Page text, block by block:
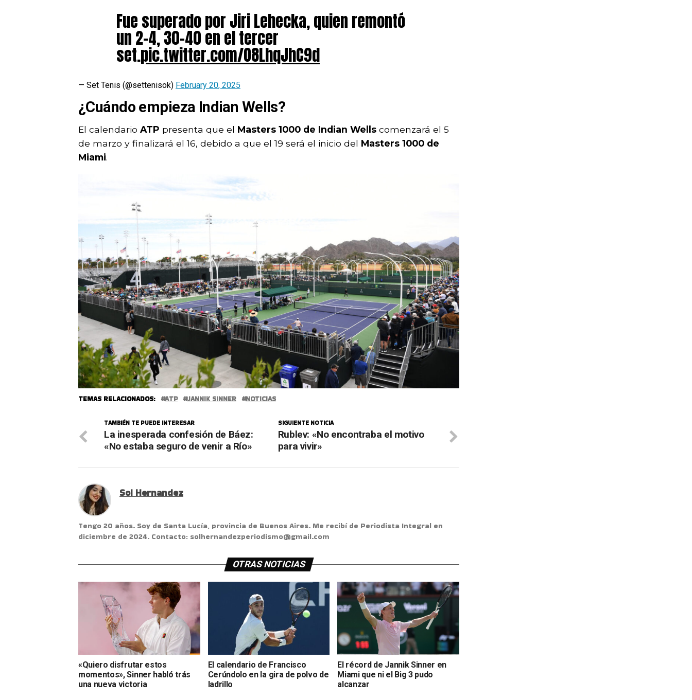
Fue superado por Jiri Lehecka, quien remontó
un 2-4, 30-40 en el tercer
set.pic.twitter.com/O8LhqJhC9d
— Set Tenis (@settenisok) February 20, 2025
¿Cuándo empieza Indian Wells?
El calendario ATP presenta que el Masters 1000 de Indian Wells comenzará el 5
de marzo y finalizará el 16, debido a que el 19 será el inicio del Masters 1000 de
Miami.
TEMAS RELACIONADOS: ATP JANNIK SINNER NOTICIAS
SIGUIENTE NOTICIA
Rublev: «No encontraba el motivo
para vivir»
TAMBIÉN TE PUEDE INTERESAR
La inesperada confesión de Báez:
«No estaba seguro de venir a Río»
Sol Hernandez
Tengo 20 años. Soy de Santa Lucía, provincia de Buenos Aires. Me recibí de Periodista Integral en
diciembre de 2024. Contacto: solhernandezperiodismo@gmail.com
OTRAS NOTICIAS
«Quiero disfrutar estos
momentos», Sinner habló trás
una nueva victoria
El calendario de Francisco
Cerúndolo en la gira de polvo de
ladrillo
El récord de Jannik Sinner en
Miami que ni el Big 3 pudo
alcanzar